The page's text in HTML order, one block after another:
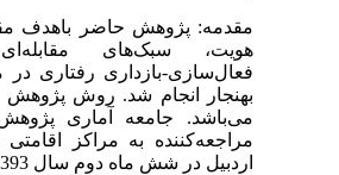
مقدمه: پژوهش حاضر باهدف
هویت، سبک‌های
فعال‌سازی-بازداری رفتاری در
بهنجار انجام شد. روش پژوهش
می‌باشد. جامعه آماری پژوهش
مراجعه‌کننده به مراکز
اردبیل در شش ماه دوم سال 1393 بودند.